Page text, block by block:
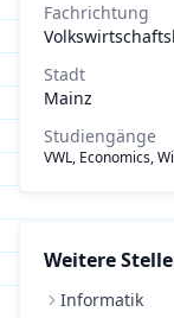
Fachrichtung
Stadt
Mainz
Studiengänge
VWL, Economics,
Weitere
Informatik